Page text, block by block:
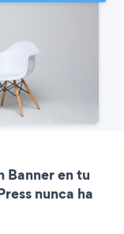
en tu
nunca ha